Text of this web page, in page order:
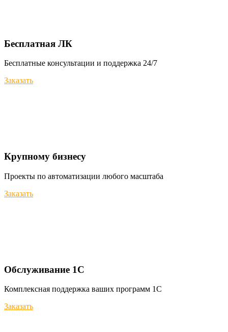
Бесплатная ЛК
Бесплатные консультации и поддержка 24/7
Заказать
Крупному бизнесу
Проекты по автоматизации любого масштаба
Заказать
Обслуживание 1С
Комплексная поддержка ваших программ 1С
Заказать